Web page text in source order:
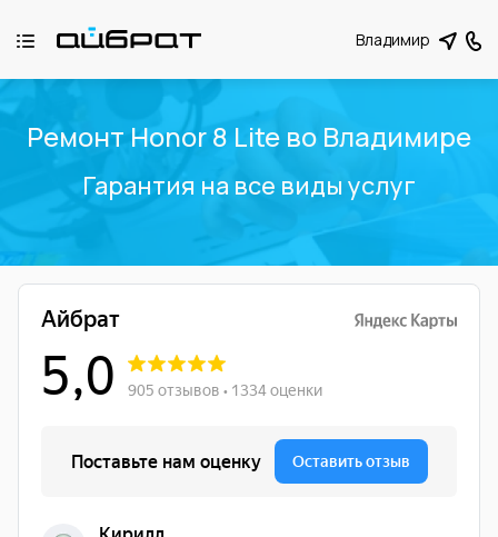
Владимир
Ремонт Honor 8 Lite во Владимире
Гарантия на все виды услуг